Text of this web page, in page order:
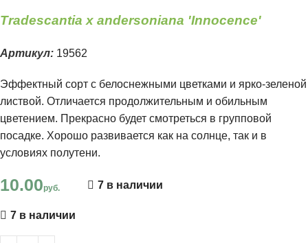
Tradescantia x andersoniana 'Innocence'
Артикул: 19562
Эффектный сорт с белоснежными цветками и ярко-зеленой
листвой. Отличается продолжительным и обильным
цветением. Прекрасно будет смотреться в групповой
посадке. Хорошо развивается как на солнце, так и в
условиях полутени.
10.00руб. 7 в наличии
7 в наличии